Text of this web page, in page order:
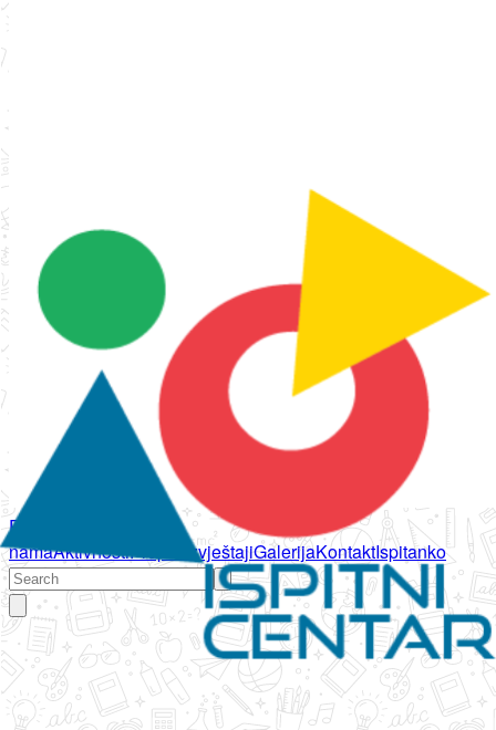
Početna
namaAktivnostiPropisi IzvještajiGalerijaKontaktIspitanko